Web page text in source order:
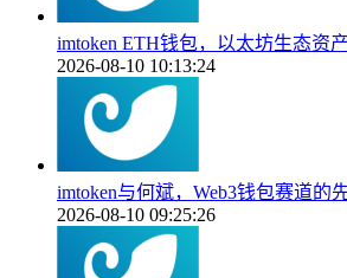
imtoken ETH钱包，以太坊生态资
2026-08-10 10:13:24
imtoken与何斌，Web3钱包赛道的
2026-08-10 09:25:26